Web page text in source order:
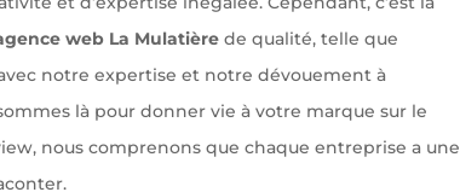
web La Mulatièrede qualité, telle que
notre expertise et notre dévouement à
là pour donner vie à votre marque sur le
nous comprenons que chaque entreprise a une